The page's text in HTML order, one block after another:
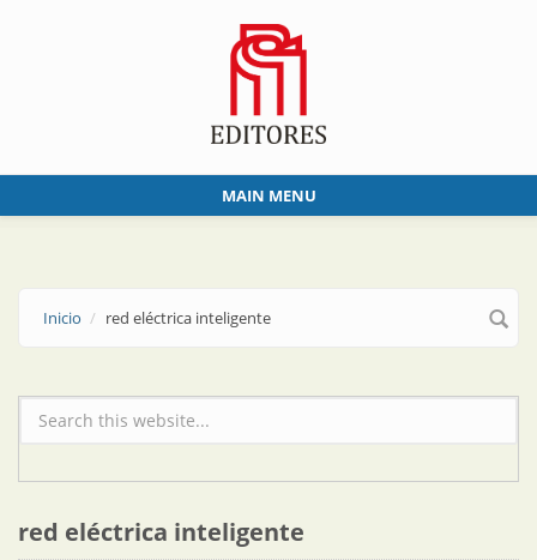
MAIN MENU
Inicio red eléctrica inteligente
Formulario de búsqueda
red eléctrica inteligente